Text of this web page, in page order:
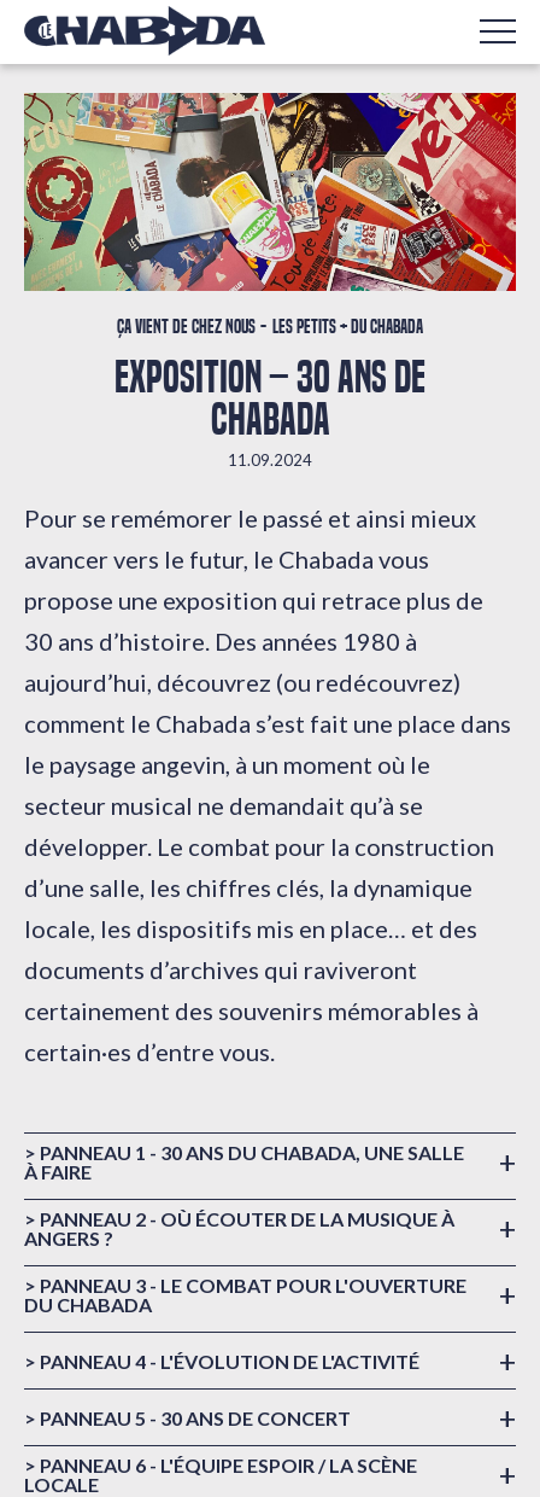
Ça vient de chez nous Les petits + du Chabada
EXPOSITION – 30 ANS DE
CHABADA
11.09.2024
Pour se remémorer le passé et ainsi mieux
avancer vers le futur, le Chabada vous
propose une exposition qui retrace plus de
30 ans d’histoire. Des années 1980 à
aujourd’hui, découvrez (ou redécouvrez)
comment le Chabada s’est fait une place dans
le paysage angevin, à un moment où le
secteur musical ne demandait qu’à se
développer. Le combat pour la construction
d’une salle, les chiffres clés, la dynamique
locale, les dispositifs mis en place… et des
documents d’archives qui raviveront
certainement des souvenirs mémorables à
certain·es d’entre vous.
> PANNEAU 1 - 30 ANS DU CHABADA, UNE SALLE
À FAIRE
+
> PANNEAU 2 - OÙ ÉCOUTER DE LA MUSIQUE À
ANGERS ?
+
> PANNEAU 3 - LE COMBAT POUR L'OUVERTURE
DU CHABADA
+
> PANNEAU 4 - L'ÉVOLUTION DE L'ACTIVITÉ +
> PANNEAU 5 - 30 ANS DE CONCERT +
> PANNEAU 6 - L'ÉQUIPE ESPOIR / LA SCÈNE
LOCALE
+